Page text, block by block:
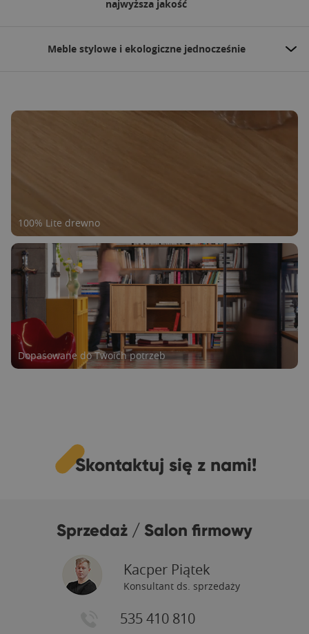
najwyższa jakość
Meble stylowe i ekologiczne jednocześnie
100% Lite drewno
Dopasowane do Twoich potrzeb
Tu powstaje Twój nowy mebel
Skontaktuj się z nami!
Sprzedaż / Salon firmowy
Kacper Piątek
Konsultant ds. sprzedaży
535 410 810